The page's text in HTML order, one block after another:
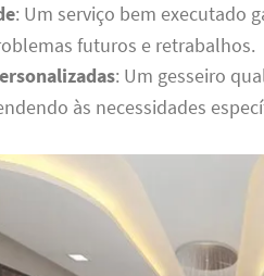
: Um serviço bem executado
futuros e retrabalhos.
: Um gesseiro
às necessidades